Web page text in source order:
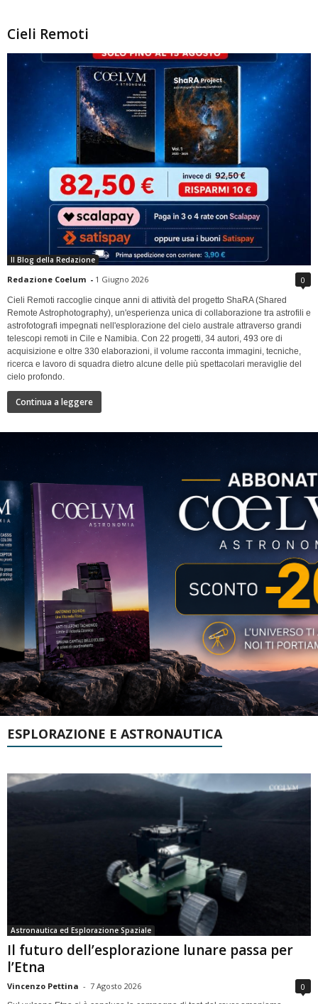
Cieli Remoti
Il Blog della Redazione
Redazione Coelum - 1 Giugno 2026 0
Cieli Remoti raccoglie cinque anni di attività del progetto ShaRA (Shared
Remote Astrophotography), un'esperienza unica di collaborazione tra astrofili e
astrofotografi impegnati nell'esplorazione del cielo australe attraverso grandi
telescopi remoti in Cile e Namibia. Con 22 progetti, 34 autori, 493 ore di
acquisizione e oltre 330 elaborazioni, il volume racconta immagini, tecniche,
ricerca e lavoro di squadra dietro alcune delle più spettacolari meraviglie del
cielo profondo.
Continua a leggere
ESPLORAZIONE E ASTRONAUTICA
Astronautica ed Esplorazione Spaziale
Il futuro dell’esplorazione lunare passa per
l’Etna
Vincenzo Pettina - 7 Agosto 2026 0